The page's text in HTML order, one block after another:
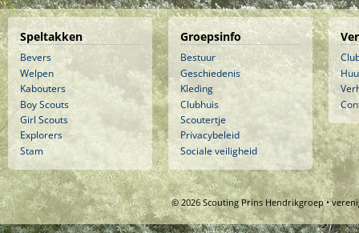
Speltakken
Bevers
Welpen
Kabouters
Boy Scouts
Girl Scouts
Explorers
Stam
Groepsinfo
Bestuur
Geschiedenis
Kleding
Clubhuis
Scoutertje
Privacybeleid
Sociale veiligheid
© 2026 Scouting Prins Hendrikgroep •